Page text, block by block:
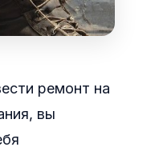
ремонт на
вы